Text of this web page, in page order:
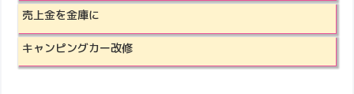
売上金を金庫に
キャンピングカー改修